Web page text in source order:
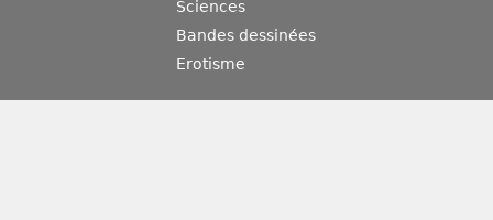
Sciences
Bandes dessinées
Erotisme